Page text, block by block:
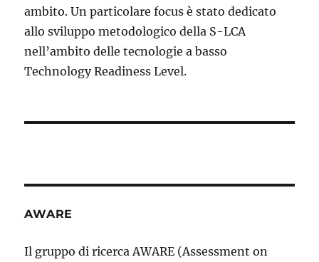
ambito. Un particolare focus è stato dedicato
allo sviluppo metodologico della S-LCA
nell’ambito delle tecnologie a basso
Technology Readiness Level.
AWARE
Il gruppo di ricerca AWARE (Assessment on